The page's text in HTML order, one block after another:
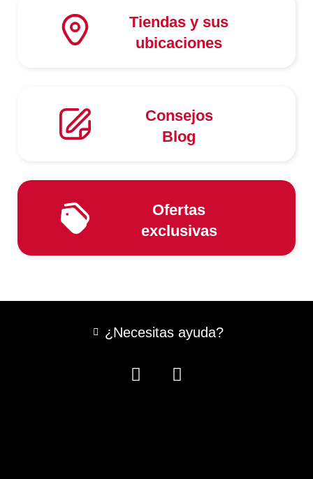
Tiendas y sus
ubicaciones
Consejos
Blog
Ofertas
exclusivas
¿Necesitas ayuda?